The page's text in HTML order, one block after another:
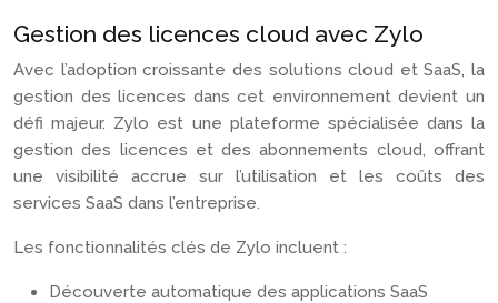
Gestion des licences cloud avec Zylo
Avec l’adoption croissante des solutions cloud et SaaS, la
gestion des licences dans cet environnement devient un
défi majeur. Zylo est une plateforme spécialisée dans la
gestion des licences et des abonnements cloud, offrant
une visibilité accrue sur l’utilisation et les coûts des
services SaaS dans l’entreprise.
Les fonctionnalités clés de Zylo incluent :
Découverte automatique des applications SaaS